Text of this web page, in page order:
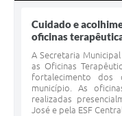
Cuidado e
oficinas
A Secretaria
as Oficinas
fortalecimento dos
município. As
realizadas
José e pela ESF Central